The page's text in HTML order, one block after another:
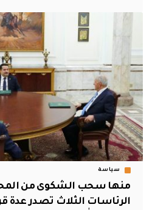
سياسة
منها سحب الشكوى من
الرئاسات الثلاث تصدر عدة